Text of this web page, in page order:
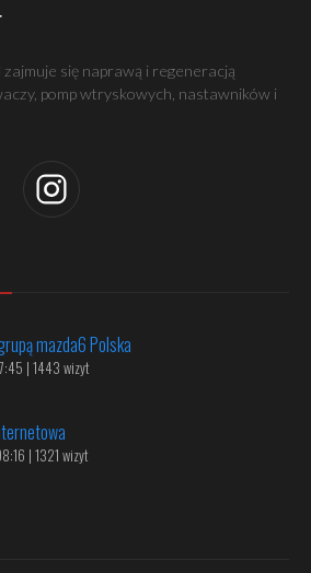
się naprawą i regeneracją
pomp wtryskowych, nastawników i
mazda6 Polska
| 1443 wizyt
| 1321 wizyt